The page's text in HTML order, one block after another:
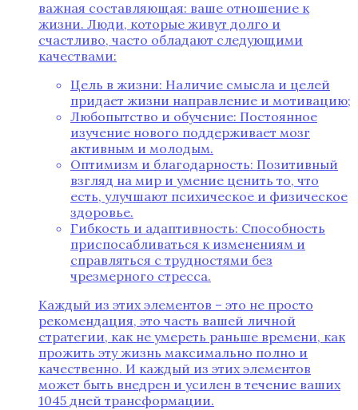
важная составляющая: ваше отношение к
жизни. Люди, которые живут долго и
счастливо, часто обладают следующими
качествами:
Цель в жизни: Наличие смысла и целей
придает жизни направление и мотивацию;
Любопытство и обучение: Постоянное
изучение нового поддерживает мозг
активным и молодым.
Оптимизм и благодарность: Позитивный
взгляд на мир и умение ценить то, что
есть, улучшают психическое и физическое
здоровье.
Гибкость и адаптивность: Способность
приспосабливаться к изменениям и
справляться с трудностями без
чрезмерного стресса.
Каждый из этих элементов – это не просто
рекомендация, это часть вашей личной
стратегии, как не умереть раньше времени, как
прожить эту жизнь максимально полно и
качественно. И каждый из этих элементов
может быть внедрен и усилен в течение ваших
1045 дней трансформации.